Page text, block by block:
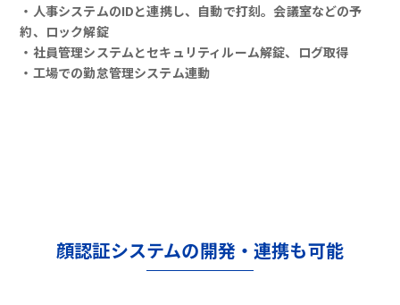
・人事システムのIDと連携し、自動で打刻。会議室などの予
約、ロック解錠
・社員管理システムとセキュリティルーム解錠、ログ取得
・工場での勤怠管理システム連動
顔認証システムの開発・連携も可能